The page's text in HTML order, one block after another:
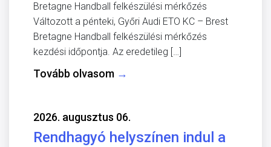
Bretagne Handball felkészülési mérkőzés
Változott a pénteki, Győri Audi ETO KC – Brest
Bretagne Handball felkészülési mérkőzés
kezdési időpontja. Az eredetileg […]
Tovább olvasom →
2026. augusztus 06.
Rendhagyó helyszínen indul a